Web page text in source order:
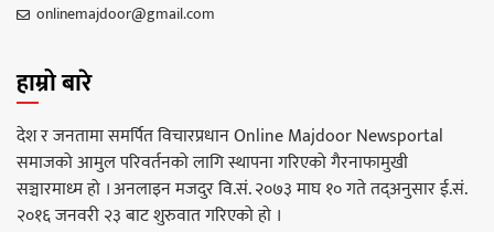
onlinemajdoor@gmail.com
हाम्रो बारे
देश र जनतामा समर्पित विचारप्रधान Online Majdoor Newsportal
समाजको आमुल परिवर्तनको लागि स्थापना गरिएको गैरनाफामुखी
सञ्चारमाध्म हो । अनलाइन मजदुर वि.सं. २०७३ माघ १० गते तद्अनुसार ई.सं.
२०१६ जनवरी २३ बाट शुरुवात गरिएको हो ।